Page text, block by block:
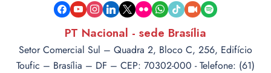
facebook
youtubeinstagram
linkedin
x flickrwhatsapp
tiktokvideo-spotify
PT Nacional - sede Brasília
Setor Comercial Sul – Quadra 2, Bloco C, 256, Edifício
Toufic – Brasília – DF – CEP: 70302-000 - Telefone: (61)